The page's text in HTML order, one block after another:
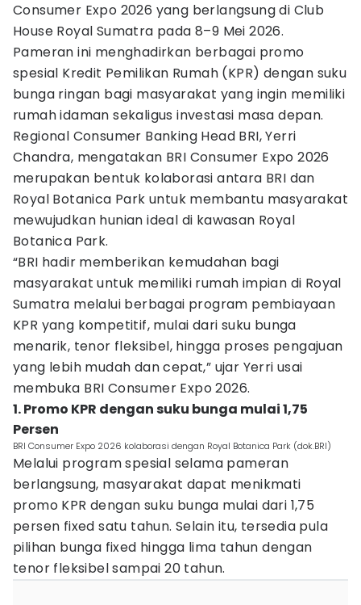
Consumer Expo 2026 yang berlangsung di Club
House Royal Sumatra pada 8–9 Mei 2026.
Pameran ini menghadirkan berbagai promo
spesial Kredit Pemilikan Rumah (KPR) dengan suku
bunga ringan bagi masyarakat yang ingin memiliki
rumah idaman sekaligus investasi masa depan.
Regional Consumer Banking Head BRI, Yerri
Chandra, mengatakan BRI Consumer Expo 2026
merupakan bentuk kolaborasi antara BRI dan
Royal Botanica Park untuk membantu masyarakat
mewujudkan hunian ideal di kawasan Royal
Botanica Park.
“BRI hadir memberikan kemudahan bagi
masyarakat untuk memiliki rumah impian di Royal
Sumatra melalui berbagai program pembiayaan
KPR yang kompetitif, mulai dari suku bunga
menarik, tenor fleksibel, hingga proses pengajuan
yang lebih mudah dan cepat,” ujar Yerri usai
membuka BRI Consumer Expo 2026.
1. Promo KPR dengan suku bunga mulai 1,75
Persen
BRI Consumer Expo 2026 kolaborasi dengan Royal Botanica Park (dok.BRI)
Melalui program spesial selama pameran
berlangsung, masyarakat dapat menikmati
promo KPR dengan suku bunga mulai dari 1,75
persen fixed satu tahun. Selain itu, tersedia pula
pilihan bunga fixed hingga lima tahun dengan
tenor fleksibel sampai 20 tahun.